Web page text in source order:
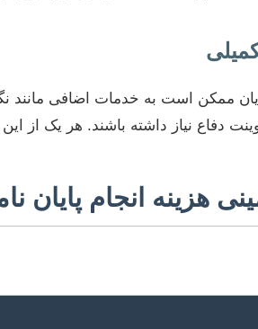
دفاع نیاز داشته باشند. هر یک از
هزینه انجام پایان